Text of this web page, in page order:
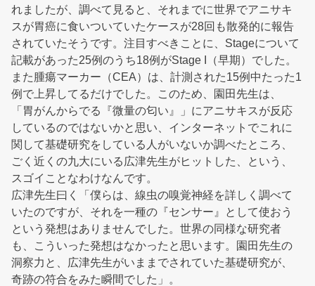
れましたが、調べて見ると、それまでに世界でアニサキ
スが胃癌に食いついていたケースが28回も散発的に報告
されていたそうです。注目すべきことに、Stageについて
記載があった25例のうち18例がStage I（早期）でした。
また腫瘍マーカー（CEA）は、計測された15例中たった1
例で上昇してるだけでした。このため、園田先生は、
「胃がんからでる『微量の匂い』」にアニサキスが反応
しているのではないかと思い、インターネットでこれに
関して基礎研究をしている人がいないか調べたところ、
ごく近くの九大にいる広津先生がヒットした、という、
スゴイことなわけなんです。
広津先生曰く「僕らは、線虫の嗅覚神経を詳しく調べて
いたのですが、それを一種の『センサー』として使おう
という発想はありませんでした。世界の同様な研究者
も、こういった発想はなかったと思います。園田先生の
洞察力と、広津先生がいままでされていた基礎研究が、
奇跡の符合をみた瞬間でした」。